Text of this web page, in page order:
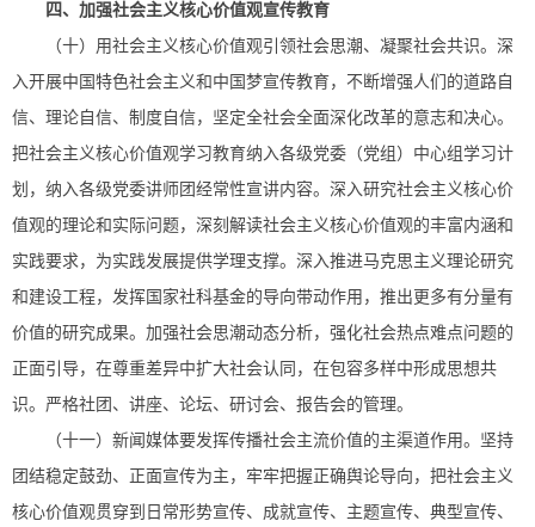
四、加强社会主义核心价值观宣传教育
（十）用社会主义核心价值观引领社会思潮、凝聚社会共识。深
入开展中国特色社会主义和中国梦宣传教育，不断增强人们的道路自
信、理论自信、制度自信，坚定全社会全面深化改革的意志和决心。
把社会主义核心价值观学习教育纳入各级党委（党组）中心组学习计
划，纳入各级党委讲师团经常性宣讲内容。深入研究社会主义核心价
值观的理论和实际问题，深刻解读社会主义核心价值观的丰富内涵和
实践要求，为实践发展提供学理支撑。深入推进马克思主义理论研究
和建设工程，发挥国家社科基金的导向带动作用，推出更多有分量有
价值的研究成果。加强社会思潮动态分析，强化社会热点难点问题的
正面引导，在尊重差异中扩大社会认同，在包容多样中形成思想共
识。严格社团、讲座、论坛、研讨会、报告会的管理。
（十一）新闻媒体要发挥传播社会主流价值的主渠道作用。坚持
团结稳定鼓劲、正面宣传为主，牢牢把握正确舆论导向，把社会主义
核心价值观贯穿到日常形势宣传、成就宣传、主题宣传、典型宣传、